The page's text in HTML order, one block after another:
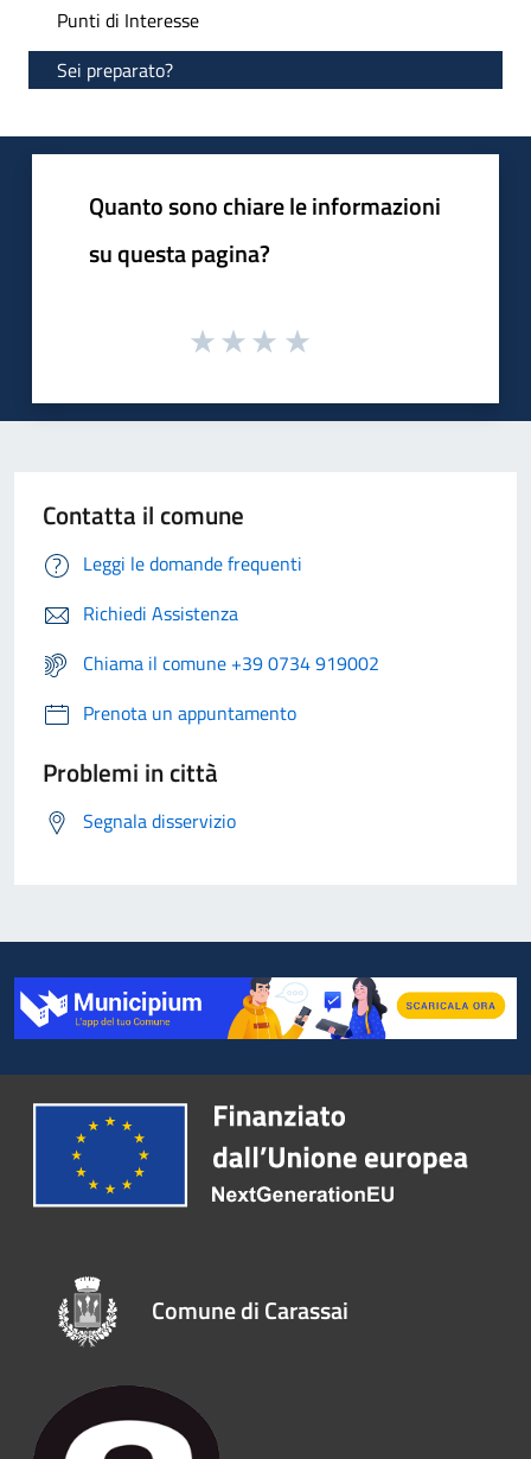
Punti di Interesse
Sei preparato?
Quanto sono chiare le informazioni
su questa pagina?
Contatta il comune
Leggi le domande frequenti
Richiedi Assistenza
Chiama il comune +39 0734 919002
Prenota un appuntamento
Problemi in città
Segnala disservizio
Comune di Carassai